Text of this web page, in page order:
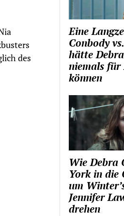
des
Eine
Conbody
hätte
niemals
können
Wie Debra
York in die
um
Jennifer
drehen